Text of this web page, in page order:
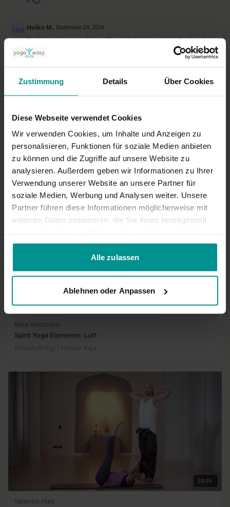
Zustimmung Details Über Cookies
Diese Webseite verwendet Cookies
Wir verwenden Cookies, um Inhalte und Anzeigen zu
personalisieren, Funktionen für soziale Medien anbieten
zu können und die Zugriffe auf unsere Website zu
analysieren. Außerdem geben wir Informationen zu Ihrer
Verwendung unserer Website an unsere Partner für
soziale Medien, Werbung und Analysen weiter. Unsere
Partner führen diese Informationen möglicherweise mit
weiteren Daten zusammen, die Sie ihnen bereitgestellt
gesammelt haben.
Alle zulassen
Ablehnen oder Anpassen
fühlt sich gleich an. Du wirst sehen, mal fließt die Lebensenergie
Yoga-Praxis feststellen, wie gut dieser Flow tut und schon bald eine
Veränderung spüren.
Besonders zu beachten bei diesem Yoga-Video
Pause ein, da wo du sie brauchst. Gehe dann in die Kindhaltung und
Studioin Berlin Zehlendorf.
Heike M. Dezember 29, 2024
Perfecto :-) super schöner Flow, ich bin begeistert Dankeschön
0
Karin S. Oktober 27, 2024
Gefällt mir, aber auch anspruchsvoll
Mehr laden
Ähnliche Videos
51:41
Nina Heitmann
Spirit Yoga Elemente: Luft
Mittelstufe-Yogi | Vinyasa Yoga
58:05
Valentin Alex